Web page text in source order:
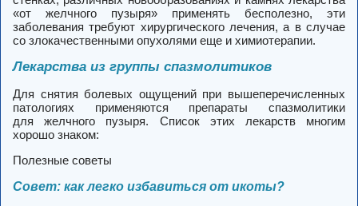
«от желчного пузыря» применять бесполезно, эти
заболевания требуют хирургического лечения, а в случае
со злокачественными опухолями еще и химиотерапии.
Лекарства из группы спазмолитиков
Для снятия болевых ощущений при вышеперечисленных
патологиях применяются препараты спазмолитики
для желчного пузыря. Список этих лекарств многим
хорошо знаком:
Полезные советы
Совет: как легко избавиться от икоты?